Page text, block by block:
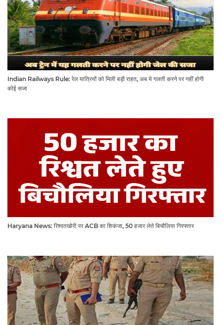
Indian Railways Rule: रेल यात्रियों को मिली बड़ी राहत, अब ये गलती करने पर नहीं होगी
कोई सजा
Haryana News: रिश्वतखोरी पर ACB का शिकंजा, 50 हजार लेते बिचौलिया गिरफ्तार